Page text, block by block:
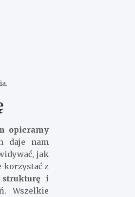
opieramy
daje nam
jak
korzystać z
strukturę i
Wszelkie